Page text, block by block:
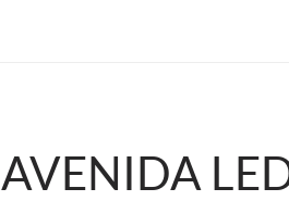
AVENIDA